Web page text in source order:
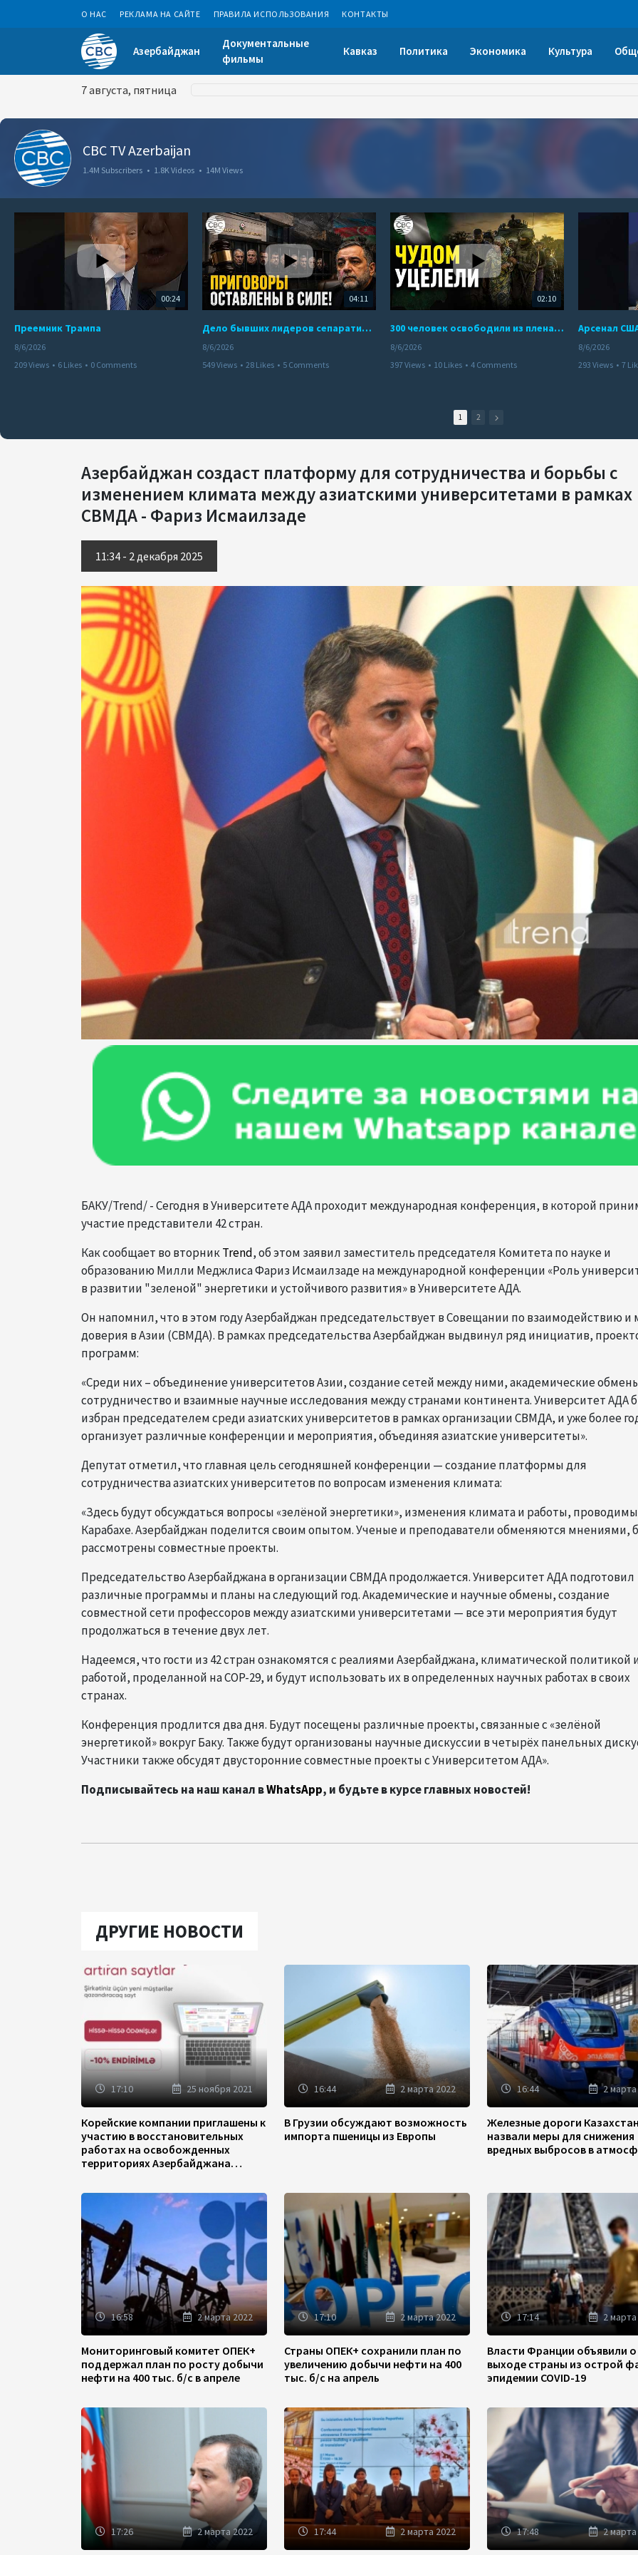
О НАС РЕКЛАМА НА САЙТЕ ПРАВИЛА ИСПОЛЬЗОВАНИЯ КОНТАКТЫ
Азербайджан
Документальные
фильмы
Кавказ Политика Экономика Культура
7 августа, пятница
CBC TV Azerbaijan
1.4M Subscribers • 1.8K Videos • 14M Views
00:24
Преемник Трампа
8/6/2026
209 Views • 6 Likes • 0 Comments
04:11
Дело бывших лидеров сепаратистского режима в Карабахе
8/6/2026
549 Views • 28 Likes • 5 Comments
02:10
300 человек освободили из плена террористов. Невероятная история спасения
8/6/2026
397 Views • 10 Likes • 4 Comments
8/6/2026
293 Views • 7
1 2
Азербайджан создаст платформу для сотрудничества и борьбы с
изменением климата между азиатскими университетами в рамках
СВМДА - Фариз Исмаилзаде
11:34 - 2 декабря 2025
БАКУ/Trend/ - Сегодня в Университете АДА проходит международная конференция, в которой
участие представители 42 стран.
Как сообщает во вторникTrend, об этом заявил заместитель председателя Комитета по науке и
образованию Милли Меджлиса Фариз Исмаилзаде на международной конференции «Роль
в развитии "зеленой" энергетики и устойчивого развития» в Университете АДА.
Он напомнил, что в этом году Азербайджан председательствует в Совещании по взаимодействию и
доверия в Азии (СВМДА). В рамках председательства Азербайджан выдвинул ряд инициатив,
программ:
«Среди них – объединение университетов Азии, создание сетей между ними, академические
сотрудничество и взаимные научные исследования между странами континента. Университет АДА
избран председателем среди азиатских университетов в рамках организации СВМДА, и уже более
организует различные конференции и мероприятия, объединяя азиатские университеты».
Депутат отметил, что главная цель сегодняшней конференции — создание платформы для
сотрудничества азиатских университетов по вопросам изменения климата:
«Здесь будут обсуждаться вопросы «зелёной энергетики», изменения климата и работы,
Карабахе. Азербайджан поделится своим опытом. Ученые и преподаватели обменяются мнениями,
рассмотрены совместные проекты.
Председательство Азербайджана в организации СВМДА продолжается. Университет АДА подготовил
различные программы и планы на следующий год. Академические и научные обмены, создание
совместной сети профессоров между азиатскими университетами — все эти мероприятия будут
продолжаться в течение двух лет.
Надеемся, что гости из 42 стран ознакомятся с реалиями Азербайджана, климатической политикой
работой, проделанной на COP-29, и будут использовать их в определенных научных работах в своих
странах.
Конференция продлится два дня. Будут посещены различные проекты, связанные с «зелёной
энергетикой» вокруг Баку. Также будут организованы научные дискуссии в четырёх панельных
Участники также обсудят двусторонние совместные проекты с Университетом АДА».
Подписывайтесь на наш канал вWhatsApp, и будьте в курсе главных новостей!
ДРУГИЕ НОВОСТИ
17:10 25 ноября 2021
Корейские компании приглашены к
участию в восстановительных
работах на освобожденных
территориях Азербайджана
16:44 2 марта 2022
В Грузии обсуждают возможность
импорта пшеницы из Европы
16:44 2 марта
Железные дороги
назвали меры для снижения
вредных выбросов в
16:58 2 марта 2022
Мониторинговый комитет ОПЕК+
поддержал план по росту добычи
нефти на 400 тыс. б/с в апреле
17:10 2 марта 2022
Страны ОПЕК+ сохранили план по
увеличению добычи нефти на 400
тыс. б/с на апрель
17:14 2 марта
Власти Франции объявили о
выходе страны из острой
эпидемии COVID-19
17:26 2 марта 2022 17:44 2 марта 2022 17:48 2 марта